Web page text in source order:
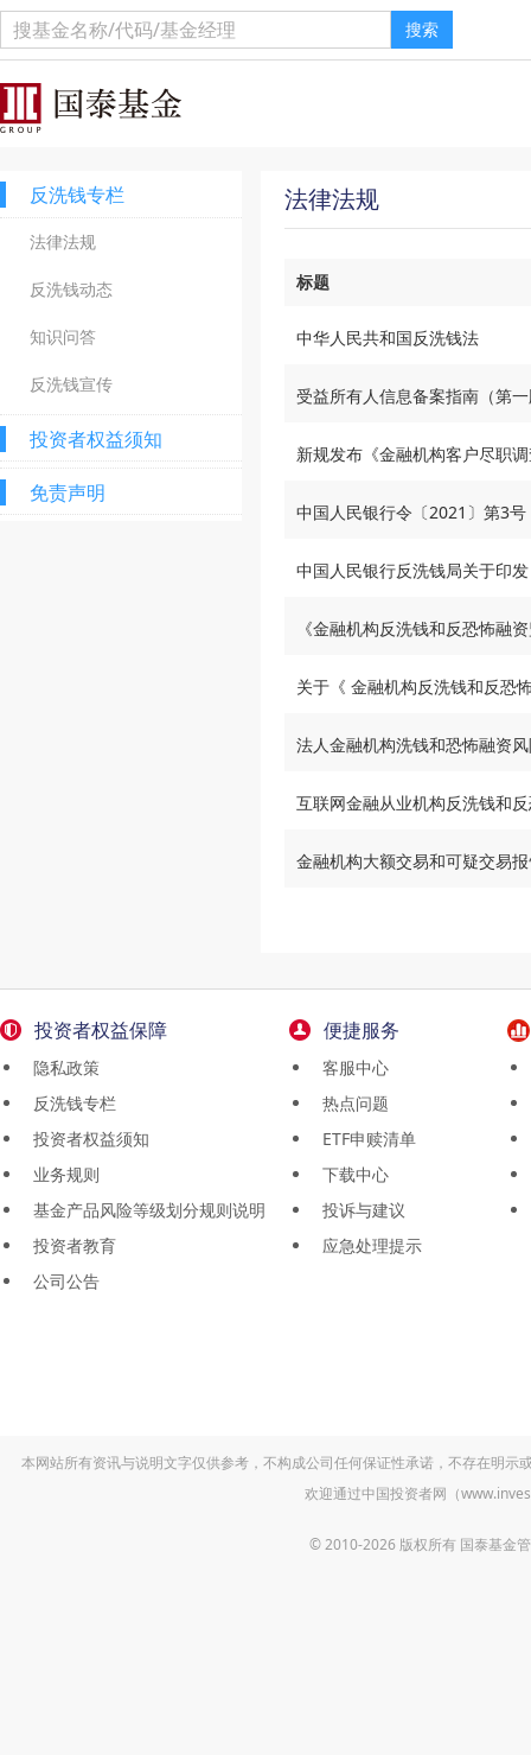
搜索
反洗钱专栏
法律法规
反洗钱动态
知识问答
反洗钱宣传
投资者权益须知
免责声明
法律法规
标题
中华人民共和国反洗钱法
受益所有人信息备案指南（第
新规发布《金融机构客户尽职
中国人民银行令〔2021〕第3
中国人民银行反洗钱局关于印
《金融机构反洗钱和反恐怖融
关于《 金融机构反洗钱和反恐
法人金融机构洗钱和恐怖融资
互联网金融从业机构反洗钱和
金融机构大额交易和可疑交易
投资者权益保障
隐私政策
反洗钱专栏
投资者权益须知
业务规则
基金产品风险等级划分规则说明
投资者教育
公司公告
便捷服务
客服中心
热点问题
ETF申赎清单
下载中心
投诉与建议
应急处理提示
本网站所有资讯与说明文字仅供参考，不构成公司任何保证性承诺，不存在明
欢迎通过中国投资者网（
© 2010-2026 版权所有 国泰基金